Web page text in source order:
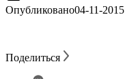
Опубликовано04-11-2015
Поделиться